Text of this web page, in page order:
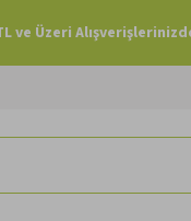
ve Üzeri